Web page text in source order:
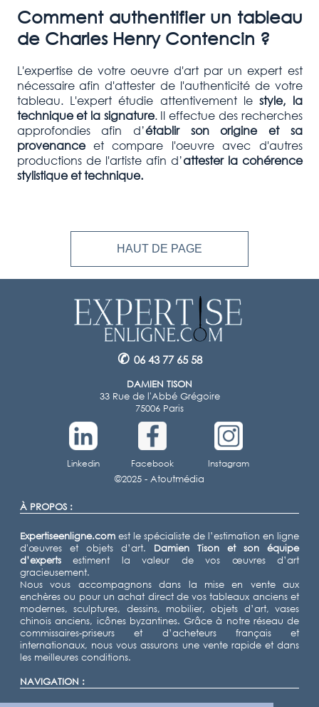
Comment authentifier un tableau
de Charles Henry Contencin ?
L'expertise de votre oeuvre d'art par un expert est
nécessaire afin d'attester de l'authenticité de votre
tableau. L'expert étudie attentivement lestyle, la
technique et la signature. Il effectue des recherches
approfondies afin d’établir son origine et sa
provenance et compare l'oeuvre avec d'autres
productions de l'artiste afin d’attester la cohérence
stylistique et technique.
HAUT DE PAGE
✆ 06 43 77 65 58
DAMIEN TISON
33 Rue de l'Abbé Grégoire
75006 Paris
Linkedin Facebook
Instagram
©2025 - Atoutmédia
À PROPOS :
Expertiseenligne.com est le spécialiste de l’estimation en ligne
d'œuvres et objets d’art. Damien Tison
et son équipe
d’experts estiment la valeur de vos œuvres d’art
gracieusement.
Nous vous accompagnons dans la mise en vente aux
enchères ou pour un achat direct de vos tableaux anciens et
modernes, sculptures, dessins, mobilier, objets d’art, vases
chinois anciens, icônes byzantines. Grâce à notre réseau de
commissaires-priseurs et d’acheteurs français et
internationaux, nous vous assurons une vente rapide et dans
les meilleures conditions.
NAVIGATION :